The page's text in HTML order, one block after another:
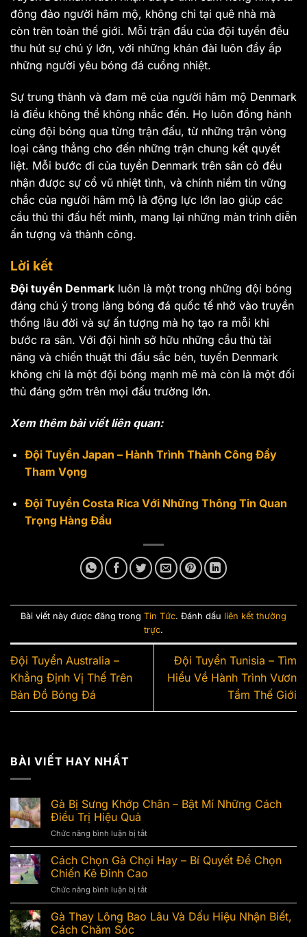
đông đảo người hâm mộ, không chỉ tại quê nhà mà
còn trên toàn thế giới. Mỗi trận đấu của đội tuyển đều
thu hút sự chú ý lớn, với những khán đài luôn đầy ắp
những người yêu bóng đá cuồng nhiệt.
Sự trung thành và đam mê của người hâm mộ Denmark
là điều không thể không nhắc đến. Họ luôn đồng hành
cùng đội bóng qua từng trận đấu, từ những trận vòng
loại căng thẳng cho đến những trận chung kết quyết
liệt. Mỗi bước đi của tuyển Denmark trên sân cỏ đều
nhận được sự cổ vũ nhiệt tình, và chính niềm tin vững
chắc của người hâm mộ là động lực lớn lao giúp các
cầu thủ thi đấu hết mình, mang lại những màn trình diễn
ấn tượng và thành công.
Lời kết
Đội tuyển Denmark luôn là một trong những đội bóng
đáng chú ý trong làng bóng đá quốc tế nhờ vào truyền
thống lâu đời và sự ấn tượng mà họ tạo ra mỗi khi
bước ra sân. Với đội hình sở hữu những cầu thủ tài
năng và chiến thuật thi đấu sắc bén, tuyển Denmark
không chỉ là một đội bóng mạnh mẽ mà còn là một đối
thủ đáng gờm trên mọi đấu trường lớn.
Xem thêm bài viết liên quan:
Đội Tuyển Japan – Hành Trình Thành Công Đầy
Tham Vọng
Đội Tuyển Costa Rica Với Những Thông Tin Quan
Trọng Hàng Đầu
Bài viết này được đăng trong Tin Tức. Đánh dấu liên kết thường
trực.
Đội Tuyển Australia –
Khẳng Định Vị Thế Trên
Bản Đồ Bóng Đá
Đội Tuyển Tunisia – Tìm
Hiểu Về Hành Trình Vươn
Tầm Thế Giới
BÀI VIẾT HAY NHẤT
Gà Bị Sưng Khớp Chân – Bật Mí Những Cách
Điều Trị Hiệu Quả
Chức năng bình luận bị tắt
Gà
Bị
Sưng
–
Bật
Cách Chọn Gà Chọi Hay – Bí Quyết Để Chọn
Chiến Kê Đỉnh Cao
Chức năng bình luận bị tắt
Cách
Chọn
Gà Thay Lông Bao Lâu Và Dấu Hiệu Nhận Biết,
Cách Chăm Sóc